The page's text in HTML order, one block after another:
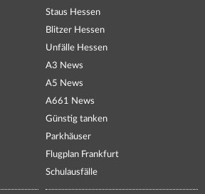
Staus Hessen
Blitzer Hessen
Unfälle Hessen
A3 News
A5 News
A661 News
Günstig tanken
Parkhäuser
Flugplan Frankfurt
Schulausfälle